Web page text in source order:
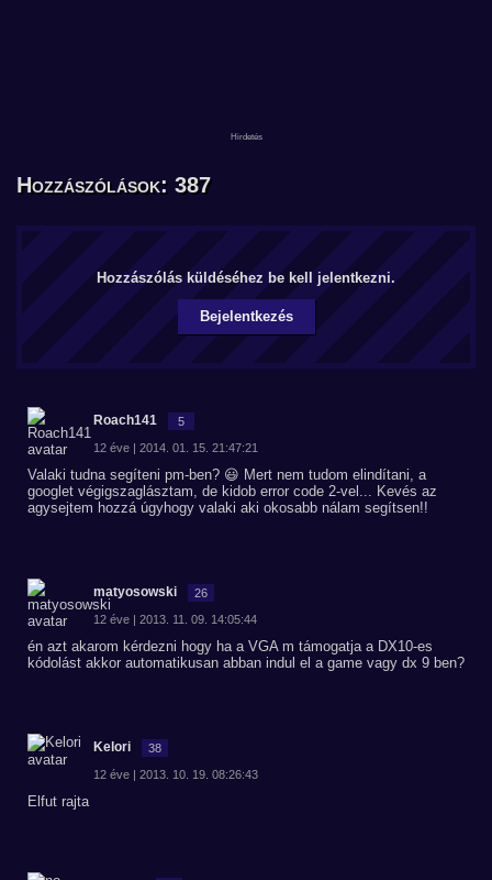
Hozzászólások: 387
Hozzászólás küldéséhez be kell jelentkezni.
Bejelentkezés
Roach141 5
12 éve | 2014. 01. 15. 21:47:21
Valaki tudna segíteni pm-ben? 😃 Mert nem tudom elindítani, a
googlet végigszaglásztam, de kidob error code 2-vel... Kevés az
agysejtem hozzá úgyhogy valaki aki okosabb nálam segítsen!!
matyosowski 26
12 éve | 2013. 11. 09. 14:05:44
én azt akarom kérdezni hogy ha a VGA m támogatja a DX10-es
kódolást akkor automatikusan abban indul el a game vagy dx 9 ben?
Kelori 38
12 éve | 2013. 10. 19. 08:26:43
Elfut rajta